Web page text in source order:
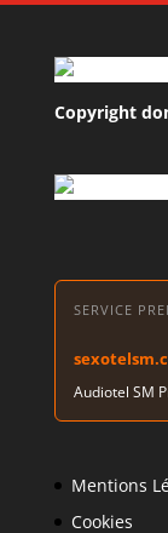
Copyright
SERVICE
Audiotel SM
Mentions
Cookies